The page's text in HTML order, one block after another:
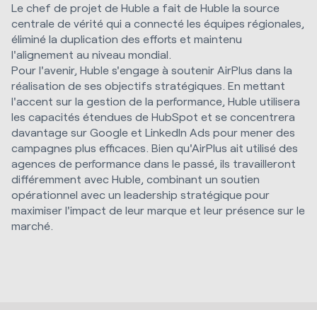
Le chef de projet de Huble a fait de Huble la source
centrale de vérité qui a connecté les équipes régionales,
éliminé la duplication des efforts et maintenu
l'alignement au niveau mondial.
Pour l'avenir, Huble s'engage à soutenir AirPlus dans la
réalisation de ses objectifs stratégiques. En mettant
l'accent sur la gestion de la performance, Huble utilisera
les capacités étendues de HubSpot et se concentrera
davantage sur Google et LinkedIn Ads pour mener des
campagnes plus efficaces. Bien qu'AirPlus ait utilisé des
agences de performance dans le passé, ils travailleront
différemment avec Huble, combinant un soutien
opérationnel avec un leadership stratégique pour
maximiser l'impact de leur marque et leur présence sur le
marché.